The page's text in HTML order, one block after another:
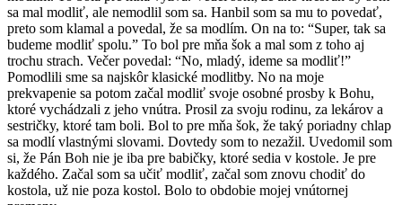
sa mal modliť, ale nemodlil som sa. Hanbil som sa mu to povedať,
preto som klamal a povedal, že sa modlím. On na to: “Super, tak sa
budeme modliť spolu.” To bol pre mňa šok a mal som z toho aj
trochu strach. Večer povedal: “No, mladý, ideme sa modliť!”
Pomodlili sme sa najskôr klasické modlitby. No na moje
prekvapenie sa potom začal modliť svoje osobné prosby k Bohu,
ktoré vychádzali z jeho vnútra. Prosil za svoju rodinu, za lekárov a
sestričky, ktoré tam boli. Bol to pre mňa šok, že taký poriadny chlap
sa modlí vlastnými slovami. Dovtedy som to nezažil. Uvedomil som
si, že Pán Boh nie je iba pre babičky, ktoré sedia v kostole. Je pre
každého. Začal som sa učiť modliť, začal som znovu chodiť do
kostola, už nie poza kostol. Bolo to obdobie mojej vnútornej